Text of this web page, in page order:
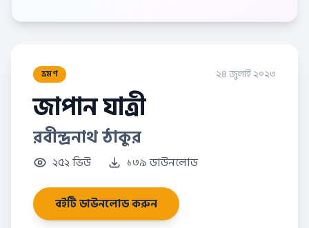
ভ্রমণ ২৪ জুলাই ২০২৩
জাপান যাত্রী
রবীন্দ্রনাথ ঠাকুর
২৫২ ভিউ ১৩৯ ডাউনলোড
বইটি ডাউনলোড করুন